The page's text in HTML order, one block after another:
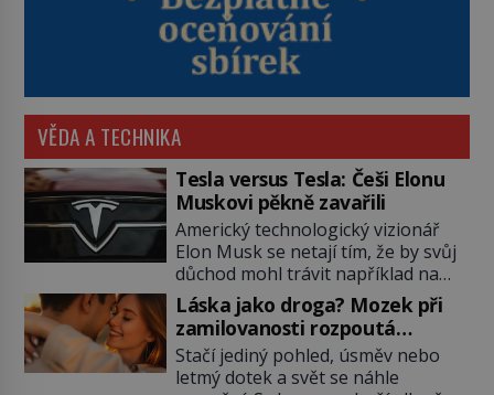
VĚDA A TECHNIKA
Tesla versus Tesla: Češi Elonu
Muskovi pěkně zavařili
Americký technologický vizionář
Elon Musk se netají tím, že by svůj
důchod mohl trávit například na
Marsu. Patrně se bude jednat o
nějaký bungalov s nezbytnou
garáží pro elektrické vozítko. Než
se tak stane, jeho elektromobily
značky Tesla Motors se úspěšně
Láska jako droga? Mozek při
zamilovanosti rozpoutá
neuvěřitelnou chemickou bouři
Stačí jediný pohled, úsměv nebo
letmý dotek a svět se náhle